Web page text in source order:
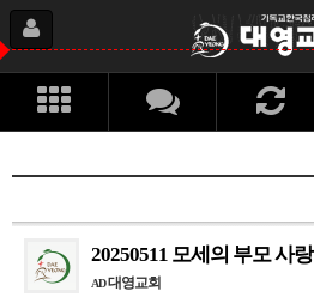
20250511 모세의 부모 사랑
AD대영교회